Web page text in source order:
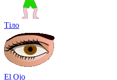
Тіло
El Ojo